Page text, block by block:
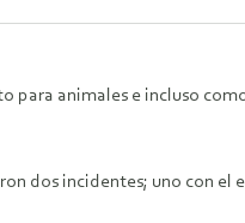
para animales e incluso
dos incidentes; uno con el